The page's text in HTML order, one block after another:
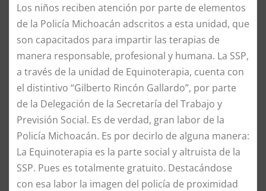
Los niños reciben atención por parte de elementos
de la Policía Michoacán adscritos a esta unidad, que
son capacitados para impartir las terapias de
manera responsable, profesional y humana. La SSP,
a través de la unidad de Equinoterapia, cuenta con
el distintivo “Gilberto Rincón Gallardo”, por parte
de la Delegación de la Secretaría del Trabajo y
Previsión Social. Es de verdad, gran labor de la
Policía Michoacán. Es por decirlo de alguna manera:
La Equinoterapia es la parte social y altruista de la
SSP. Pues es totalmente gratuito. Destacándose
con esa labor la imagen del policía de proximidad